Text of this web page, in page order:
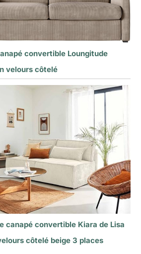
convertible Loungitude
velours côtelé
canapé convertible Kiara de Lisa
côtelé beige 3 places